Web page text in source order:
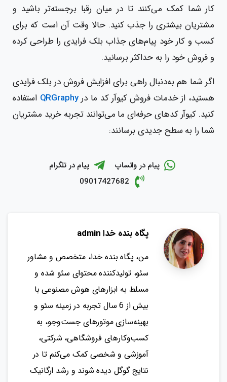
کار شما کمک می‌کنند تا در میان رقبا برجسته‌تر باشید و
مشتریان بیشتری را جذب کنید. حالا وقت آن است که برای
کسب و کار خود پیام‌های جذاب بلک فرایدی را طراحی کرده
و فروش خود را به حداکثر برسانید.
اگر شما هم به‌دنبال راهی برای افزایش فروش در بلک فرایدی
هستید، از خدمات فروش کیوآر کد ما درQRGraphy استفاده
کنید. کیوآر کدهای حرفه‌ای ما می‌توانند تجربه خرید مشتریان
شما را به سطح جدیدی برسانند:
پیام در واتساپ
پیام در تلگرام
09017427682
پگاه بنده خدا admin
من، پگاه بنده خدا، متخصص و مشاور
سئو، تولیدکننده محتوای سئو شده و
مسلط به ابزارهای هوش مصنوعی با
بیش از 6 سال تجربه در زمینه سئو و
بهینه‌سازی موتورهای جست‌وجو، به
کسب‌وکارهای فروشگاهی، شرکتی،
آموزشی و شخصی کمک می‌کنم تا در
نتایج گوگل دیده شوند و رشد ارگانیک